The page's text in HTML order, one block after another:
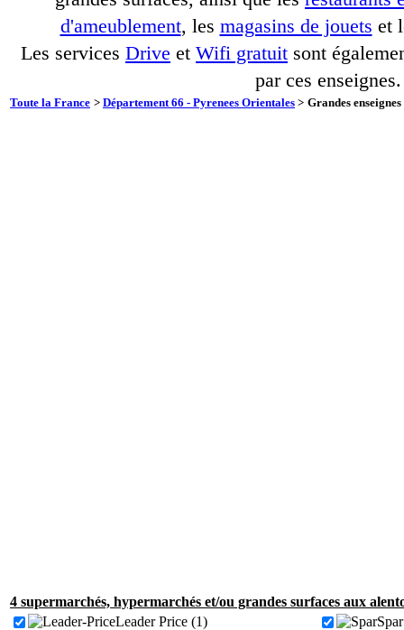
d'ameublement, les magasins de jouets et
Les services Drive et Wifi gratuit sont
par ces enseignes.
Toute la France > Département 66 - Pyrenees Orientales > Grandes
4 supermarchés, hypermarchés et/ou grandes surfaces aux
Leader Price (1)